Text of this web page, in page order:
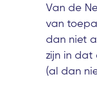
Van de
van
dan niet
zijn in dat
(al dan